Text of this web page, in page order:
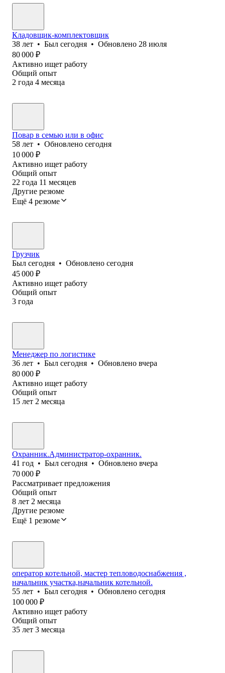
Кладовщик-комплектовщик
38 лет • Был сегодня • Обновлено 28 июля
80 000 ₽
Активно ищет работу
Общий опыт
2 года 4 месяца
Повар в семью или в офис
58 лет • Обновлено сегодня
10 000 ₽
Активно ищет работу
Общий опыт
22 года 11 месяцев
Другие резюме
Ещё 4 резюме
Грузчик
Был сегодня • Обновлено сегодня
45 000 ₽
Активно ищет работу
Общий опыт
3 года
Менеджер по логистике
36 лет • Был сегодня • Обновлено вчера
80 000 ₽
Активно ищет работу
Общий опыт
15 лет 2 месяца
Охранник.Администратор-охранник.
41 год • Был сегодня • Обновлено вчера
70 000 ₽
Рассматривает предложения
Общий опыт
8 лет 2 месяца
Другие резюме
Ещё 1 резюме
оператор котельной, мастер тепловодоснабжения ,
начальник участка,начальник котельной.
55 лет • Был сегодня • Обновлено сегодня
100 000 ₽
Активно ищет работу
Общий опыт
35 лет 3 месяца